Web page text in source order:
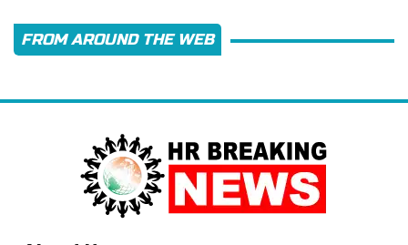
FROM AROUND THE WEB